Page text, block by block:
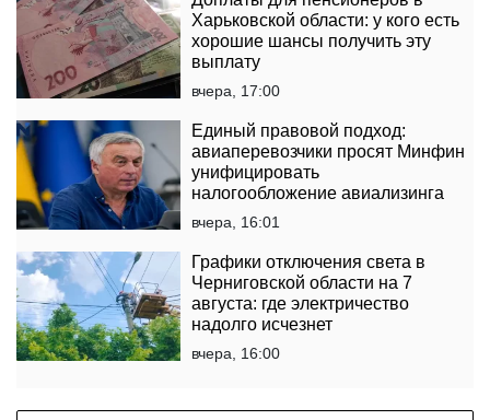
Харьковской области: у кого есть
хорошие шансы получить эту
выплату
вчера, 17:00
Единый правовой подход:
авиаперевозчики просят Минфин
унифицировать
налогообложение авиализинга
вчера, 16:01
Графики отключения света в
Черниговской области на 7
августа: где электричество
надолго исчезнет
вчера, 16:00